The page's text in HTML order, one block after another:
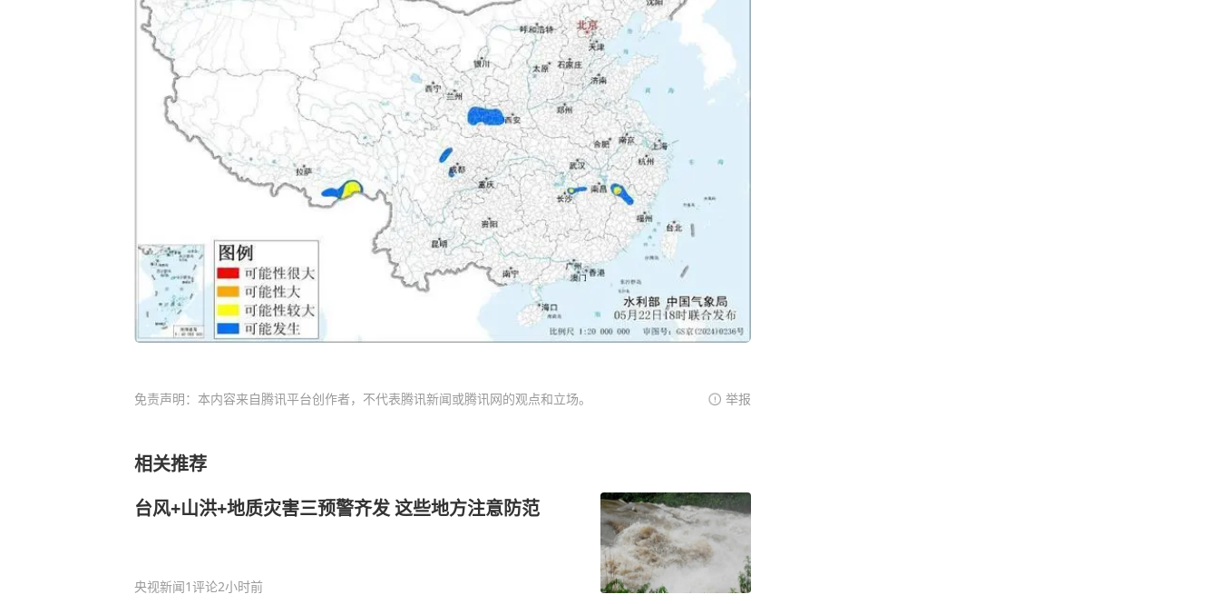
免责声明：本内容来自腾讯平台创作者，不代表腾讯新闻或腾讯网的观点和立场。 举报
相关推荐
台风+山洪+地质灾害三预警齐发 这些地方注意防范
央视新闻1评论2小时前